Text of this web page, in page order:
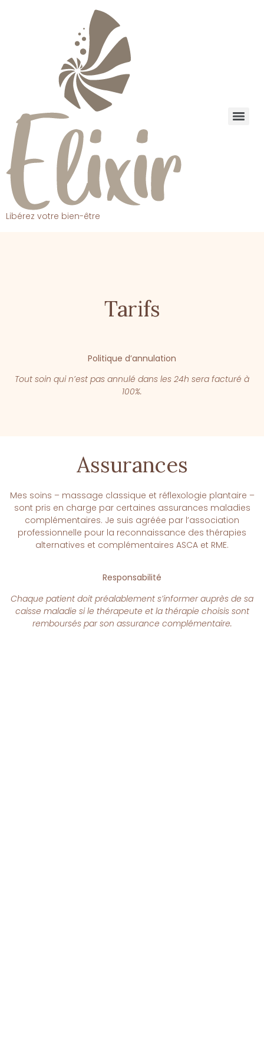
Libérez votre bien-être
Tarifs
Politique d’annulation
Tout soin qui n’est pas annulé dans les 24h sera facturé à
100%.
Assurances
Mes soins – massage classique et réflexologie plantaire –
sont pris en charge par certaines assurances maladies
complémentaires. Je suis agréée par l’association
professionnelle pour la reconnaissance des thérapies
alternatives et complémentaires ASCA et RME.
Responsabilité
Chaque patient doit préalablement s’informer auprès de sa
caisse maladie si le thérapeute et la thérapie choisis sont
remboursés par son assurance complémentaire.